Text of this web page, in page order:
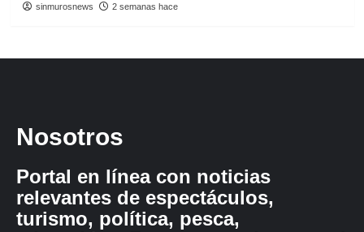
sinmurosnews 2 semanas hace
Nosotros
Portal en línea con noticias
relevantes de espectáculos,
turismo, política, pesca,